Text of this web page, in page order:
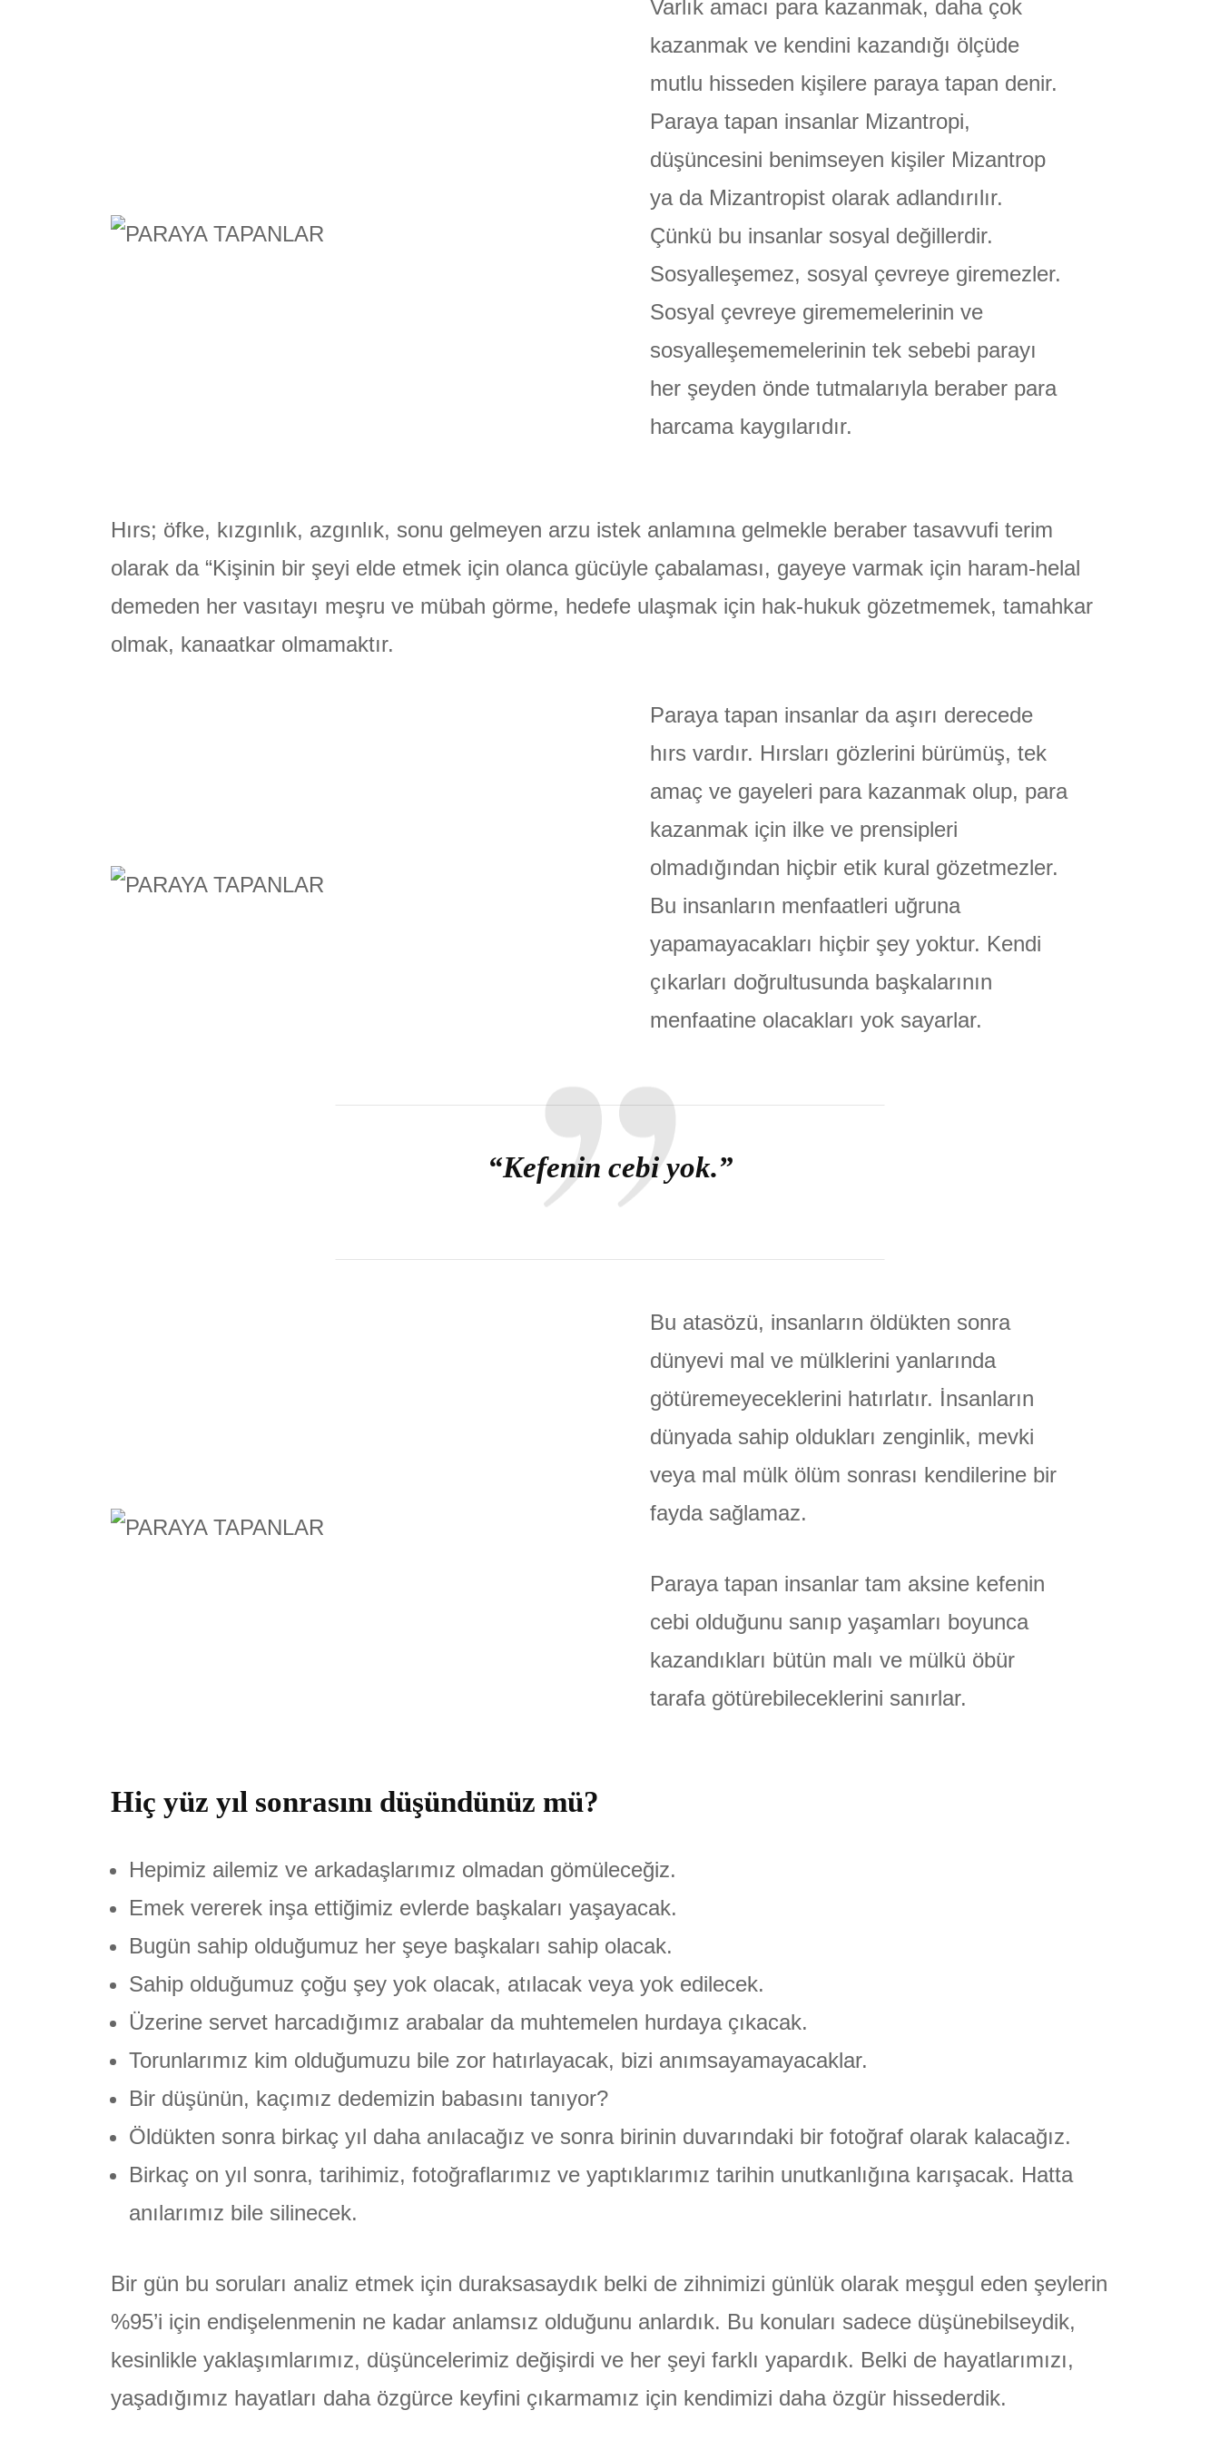
Varlık amacı para kazanmak, daha çok
kazanmak ve kendini kazandığı ölçüde
mutlu hisseden kişilere paraya tapan denir.
Paraya tapan insanlar Mizantropi,
düşüncesini benimseyen kişiler Mizantrop
ya da Mizantropist olarak adlandırılır.
Çünkü bu insanlar sosyal değillerdir.
Sosyalleşemez, sosyal çevreye giremezler.
Sosyal çevreye girememelerinin ve
sosyalleşememelerinin tek sebebi parayı
her şeyden önde tutmalarıyla beraber para
harcama kaygılarıdır.
Hırs; öfke, kızgınlık, azgınlık, sonu gelmeyen arzu istek anlamına gelmekle beraber tasavvufi terim
olarak da “Kişinin bir şeyi elde etmek için olanca gücüyle çabalaması, gayeye varmak için haram-helal
demeden her vasıtayı meşru ve mübah görme, hedefe ulaşmak için hak-hukuk gözetmemek, tamahkar
olmak, kanaatkar olmamaktır.
Paraya tapan insanlar da aşırı derecede
hırs vardır. Hırsları gözlerini bürümüş, tek
amaç ve gayeleri para kazanmak olup, para
kazanmak için ilke ve prensipleri
olmadığından hiçbir etik kural gözetmezler.
Bu insanların menfaatleri uğruna
yapamayacakları hiçbir şey yoktur. Kendi
çıkarları doğrultusunda başkalarının
menfaatine olacakları yok sayarlar.
“Kefenin cebi yok.”
Bu atasözü, insanların öldükten sonra
dünyevi mal ve mülklerini yanlarında
götüremeyeceklerini hatırlatır. İnsanların
dünyada sahip oldukları zenginlik, mevki
veya mal mülk ölüm sonrası kendilerine bir
fayda sağlamaz.
Paraya tapan insanlar tam aksine kefenin
cebi olduğunu sanıp yaşamları boyunca
kazandıkları bütün malı ve mülkü öbür
tarafa götürebileceklerini sanırlar.
Hiç yüz yıl sonrasını düşündünüz mü?
Hepimiz ailemiz ve arkadaşlarımız olmadan gömüleceğiz.
Emek vererek inşa ettiğimiz evlerde başkaları yaşayacak.
Bugün sahip olduğumuz her şeye başkaları sahip olacak.
Sahip olduğumuz çoğu şey yok olacak, atılacak veya yok edilecek.
Üzerine servet harcadığımız arabalar da muhtemelen hurdaya çıkacak.
Torunlarımız kim olduğumuzu bile zor hatırlayacak, bizi anımsayamayacaklar.
Bir düşünün, kaçımız dedemizin babasını tanıyor?
Öldükten sonra birkaç yıl daha anılacağız ve sonra birinin duvarındaki bir fotoğraf olarak kalacağız.
Birkaç on yıl sonra, tarihimiz, fotoğraflarımız ve yaptıklarımız tarihin unutkanlığına karışacak. Hatta
anılarımız bile silinecek.
Bir gün bu soruları analiz etmek için duraksasaydık belki de zihnimizi günlük olarak meşgul eden şeylerin
%95’i için endişelenmenin ne kadar anlamsız olduğunu anlardık. Bu konuları sadece düşünebilseydik,
kesinlikle yaklaşımlarımız, düşüncelerimiz değişirdi ve her şeyi farklı yapardık. Belki de hayatlarımızı,
yaşadığımız hayatları daha özgürce keyfini çıkarmamız için kendimizi daha özgür hissederdik.